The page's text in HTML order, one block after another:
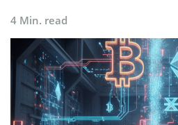
4 Min. read